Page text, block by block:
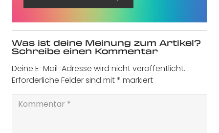
Was ist deine Meinung zum Artikel?
Schreibe einen Kommentar
Deine E-Mail-Adresse wird nicht veröffentlicht.
Erforderliche Felder sind mit* markiert